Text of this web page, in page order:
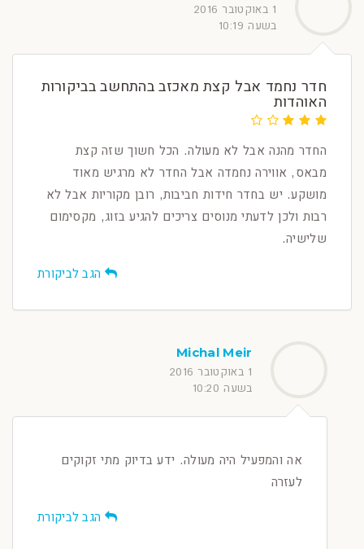
1 באוקטובר 2016
בשעה 10:19
חדר נחמד אבל קצת מאכזב בהתחשב בביקורות
האוהדות
החדר מהנה אבל לא מעולה. הכל חשוך שזה קצת
מבאס, אווירה נחמדה אבל החדר לא מרגיש מאוד
מושקע. יש בחדר חידות חביבות, רובן מקוריות אבל לא
רבות ולכן לדעתי מנוסים צריכים להגיע בזוג, מקסימום
שלישיה.
הגב לביקורת
Michal Meir
1 באוקטובר 2016
בשעה 10:20
אה והמפעיל היה מעולה. ידע בדיוק מתי זקוקים
לעזרה
הגב לביקורת